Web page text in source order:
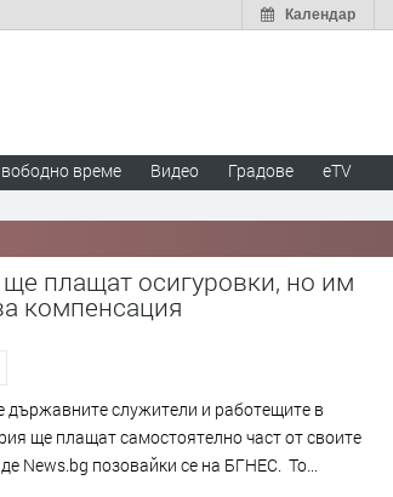
Календар
време Видео Градове eTV
плащат осигуровки, но им
компенсация
държавните служители и работещите в
ще плащат самостоятелно част от своите
News.bg позовайки се на БГНЕС. То...